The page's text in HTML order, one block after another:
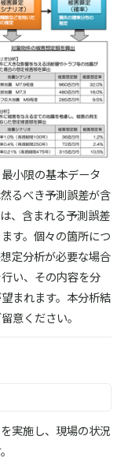
小限の基本データ
るべき予測誤差が含
、含まれる予測誤差
す。個々の箇所につ
定分析が必要な場合
い、その内容を分
まれます。本分析結
意ください。
実施し、現場の状況